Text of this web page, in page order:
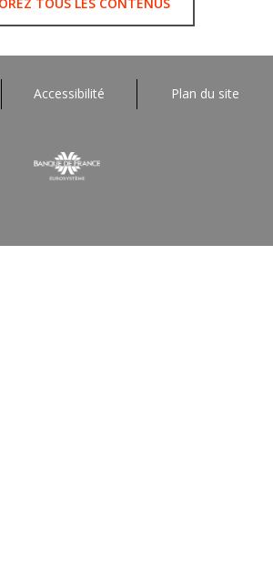
Accessibilité Plan du site